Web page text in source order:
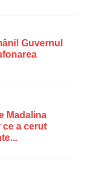
Guvernul
Madalina
ce a cerut